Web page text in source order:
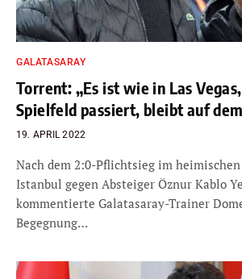
GALATASARAY
Torrent: „Es ist wie in Las
Spielfeld passiert, bleibt auf
19. APRIL 2022
Nach dem 2:0-Pflichtsieg im
Istanbul gegen Absteiger Öznur Kablo
kommentierte Galatasaray-Trainer
Begegnung…